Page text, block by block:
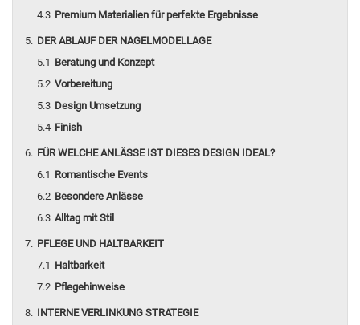
Premium Materialien für perfekte Ergebnisse
DER ABLAUF DER NAGELMODELLAGE
Beratung und Konzept
Vorbereitung
Design Umsetzung
Finish
FÜR WELCHE ANLÄSSE IST DIESES DESIGN IDEAL?
Romantische Events
Besondere Anlässe
Alltag mit Stil
PFLEGE UND HALTBARKEIT
Haltbarkeit
Pflegehinweise
INTERNE VERLINKUNG STRATEGIE